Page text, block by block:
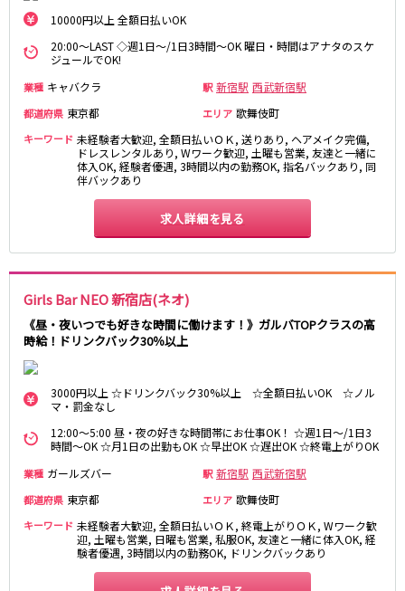
10000円以上 全額日払いOK
20:00～LAST ◇週1日～/1日3時間～OK 曜日・時間はアナタのスケ
ジュールでOK!
業種 キャバクラ 駅 新宿駅 西武新宿駅
都道府県 東京都 エリア 歌舞伎町
キーワード 未経験者大歓迎, 全額日払いＯＫ, 送りあり, ヘアメイク完備,
ドレスレンタルあり, Wワーク歓迎, 土曜も営業, 友達と一緒に
体入OK, 経験者優遇, 3時間以内の勤務OK, 指名バックあり, 同
伴バックあり
求人詳細を見る
Girls Bar NEO 新宿店(ネオ)
《昼・夜いつでも好きな時間に働けます！》ガルバTOPクラスの高
時給！ドリンクバック30％以上
3000円以上 ☆ドリンクバック30%以上 ☆全額日払いOK ☆ノル
マ・罰金なし
12:00～5:00 昼・夜の好きな時間帯にお仕事OK！ ☆週1日～/1日3
時間～OK ☆月1日の出勤もOK ☆早出OK ☆遅出OK ☆終電上がりOK
業種 ガールズバー 駅 新宿駅 西武新宿駅
都道府県 東京都 エリア 歌舞伎町
キーワード 未経験者大歓迎, 全額日払いＯＫ, 終電上がりＯＫ, Wワーク歓
迎, 土曜も営業, 日曜も営業, 私服OK, 友達と一緒に体入OK, 経
験者優遇, 3時間以内の勤務OK, ドリンクバックあり
武蔵小杉駅
自由が丘駅
代官山駅
元住吉駅
日吉駅
菊名駅
目黒駅
武蔵小山駅
日吉駅
JR常磐線(上野～取手)
北千住駅
松戸駅
綾瀬駅
南柏駅
取手駅
新松戸駅
亀有駅
馬橋駅
東京メトロ千代田線
北千住駅